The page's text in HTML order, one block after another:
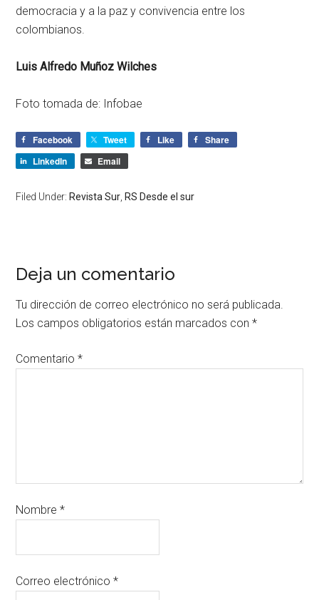
democracia y a la paz y convivencia entre los
colombianos.
Luis Alfredo Muñoz Wilches
Foto tomada de: Infobae
Facebook Tweet Like
Share
LinkedIn
Email
Filed Under: Revista Sur RS Desde el sur
Deja un comentario
Tu dirección de correo electrónico no será publicada.
Los campos obligatorios están marcados con*
Comentario*
Nombre*
Correo electrónico*